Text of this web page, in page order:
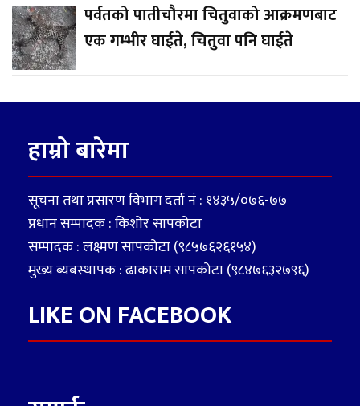
पर्वतको पातीचौरमा चितुवाको आक्रमणबाट
एक गम्भीर घाईते, चितुवा पनि घाईते
हाम्रो बारेमा
सूचना तथा प्रसारण विभाग दर्ता नं : १४३५/०७६-७७
प्रधान सम्पादक : किशोर सापकोटा
सम्पादक : लक्ष्मण सापकोटा (९८५७६२६१५४)
मुख्य ब्यबस्थापक : ढाकाराम सापकोटा (९८४७६३२७९६)
LIKE ON FACEBOOK